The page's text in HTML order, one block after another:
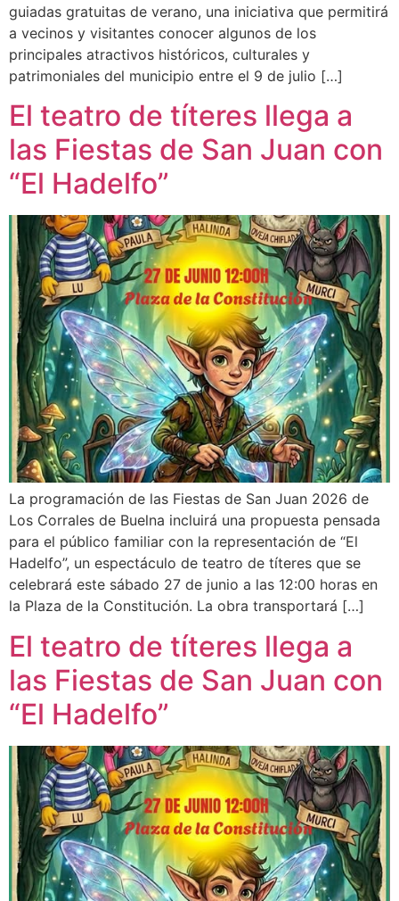
guiadas gratuitas de verano, una iniciativa que permitirá
a vecinos y visitantes conocer algunos de los
principales atractivos históricos, culturales y
patrimoniales del municipio entre el 9 de julio […]
El teatro de títeres llega a
las Fiestas de San Juan con
“El Hadelfo”
La programación de las Fiestas de San Juan 2026 de
Los Corrales de Buelna incluirá una propuesta pensada
para el público familiar con la representación de “El
Hadelfo”, un espectáculo de teatro de títeres que se
celebrará este sábado 27 de junio a las 12:00 horas en
la Plaza de la Constitución. La obra transportará […]
El teatro de títeres llega a
las Fiestas de San Juan con
“El Hadelfo”